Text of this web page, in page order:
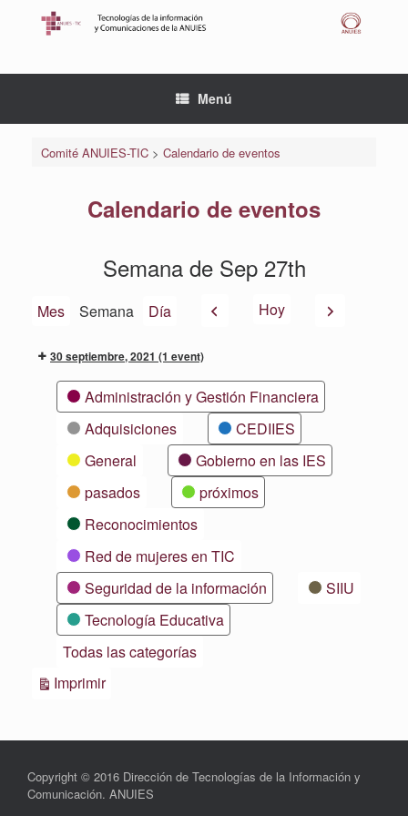
Menú
Comité ANUIES-TIC> Calendario de eventos
Calendario de eventos
Semana de Sep 27th
Mes Semana Día AnteriorHoy Siguiente
30 septiembre, 2021 (1 event)
CategoríasAdministración y Gestión Financiera
Adquisiciones
CEDIIES
General
Gobierno en las IES
pasados
próximos
Reconocimientos
Red de mujeres en TIC
Seguridad de la información
SIIU
Tecnología Educativa
Todas las categorías
ImprimirVistas
Copyright © 2016 Dirección de Tecnologías de la Información y
Comunicación. ANUIES